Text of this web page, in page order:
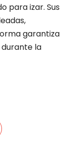
para izar. Sus
garantiza
la